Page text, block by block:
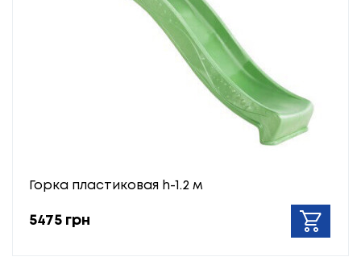
Горка пластиковая h-1.2 м
5475 грн